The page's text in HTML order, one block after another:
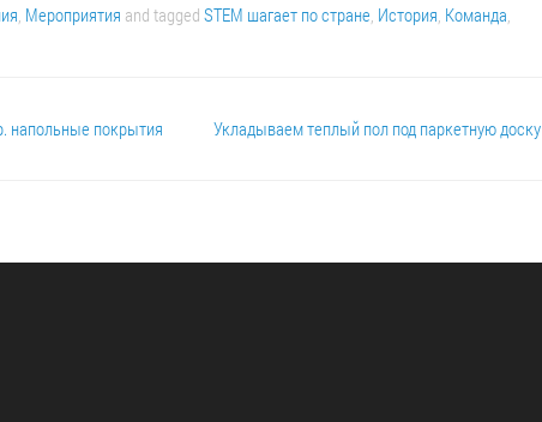
, Мероприятия and tagged STEM шагает по стране, История, Команда,
напольные покрытия Укладываем теплый пол под паркетную доску